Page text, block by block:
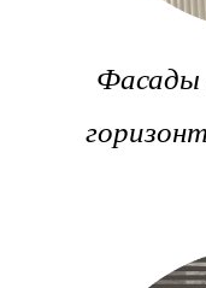
Фасады